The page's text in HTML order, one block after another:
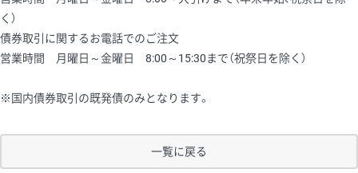
く）
債券取引に関するお電話でのご注文
営業時間 月曜日～金曜日 8:00～15:30まで（祝祭日を除く）
※国内債券取引の既発債のみとなります。
一覧に戻る